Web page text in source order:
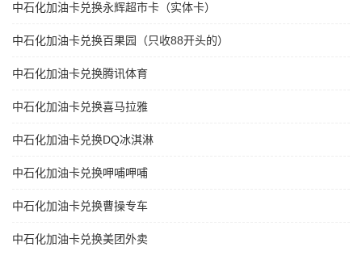
中石化加油卡兑换永辉超市卡（实体卡）
中石化加油卡兑换百果园（只收88开头的）
中石化加油卡兑换腾讯体育
中石化加油卡兑换喜马拉雅
中石化加油卡兑换DQ冰淇淋
中石化加油卡兑换呷哺呷哺
中石化加油卡兑换曹操专车
中石化加油卡兑换美团外卖